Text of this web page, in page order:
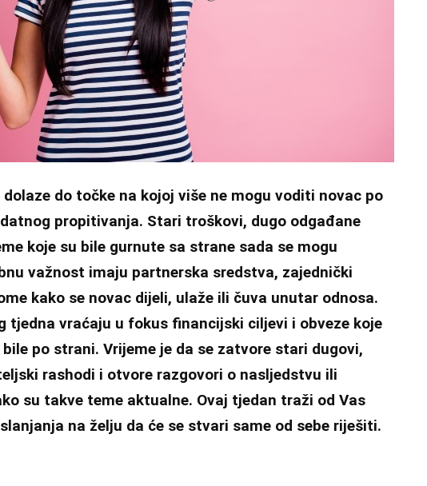
do točke na kojoj više ne mogu voditi novac po
propitivanja. Stari troškovi, dugo odgađane
koje su bile gurnute sa strane sada se mogu
važnost imaju partnerska sredstva, zajednički
kako se novac dijeli, ulaže ili čuva unutar odnosa.
tjedna vraćaju u fokus financijski ciljevi i obveze koje
po strani. Vrijeme je da se zatvore stari dugovi,
rashodi i otvore razgovori o nasljedstvu ili
su takve teme aktualne. Ovaj tjedan traži od Vas
na želju da će se stvari same od sebe riješiti.